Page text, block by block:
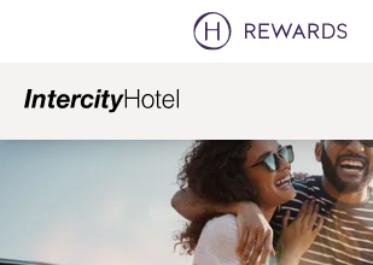
Diapositivo 1 de 1